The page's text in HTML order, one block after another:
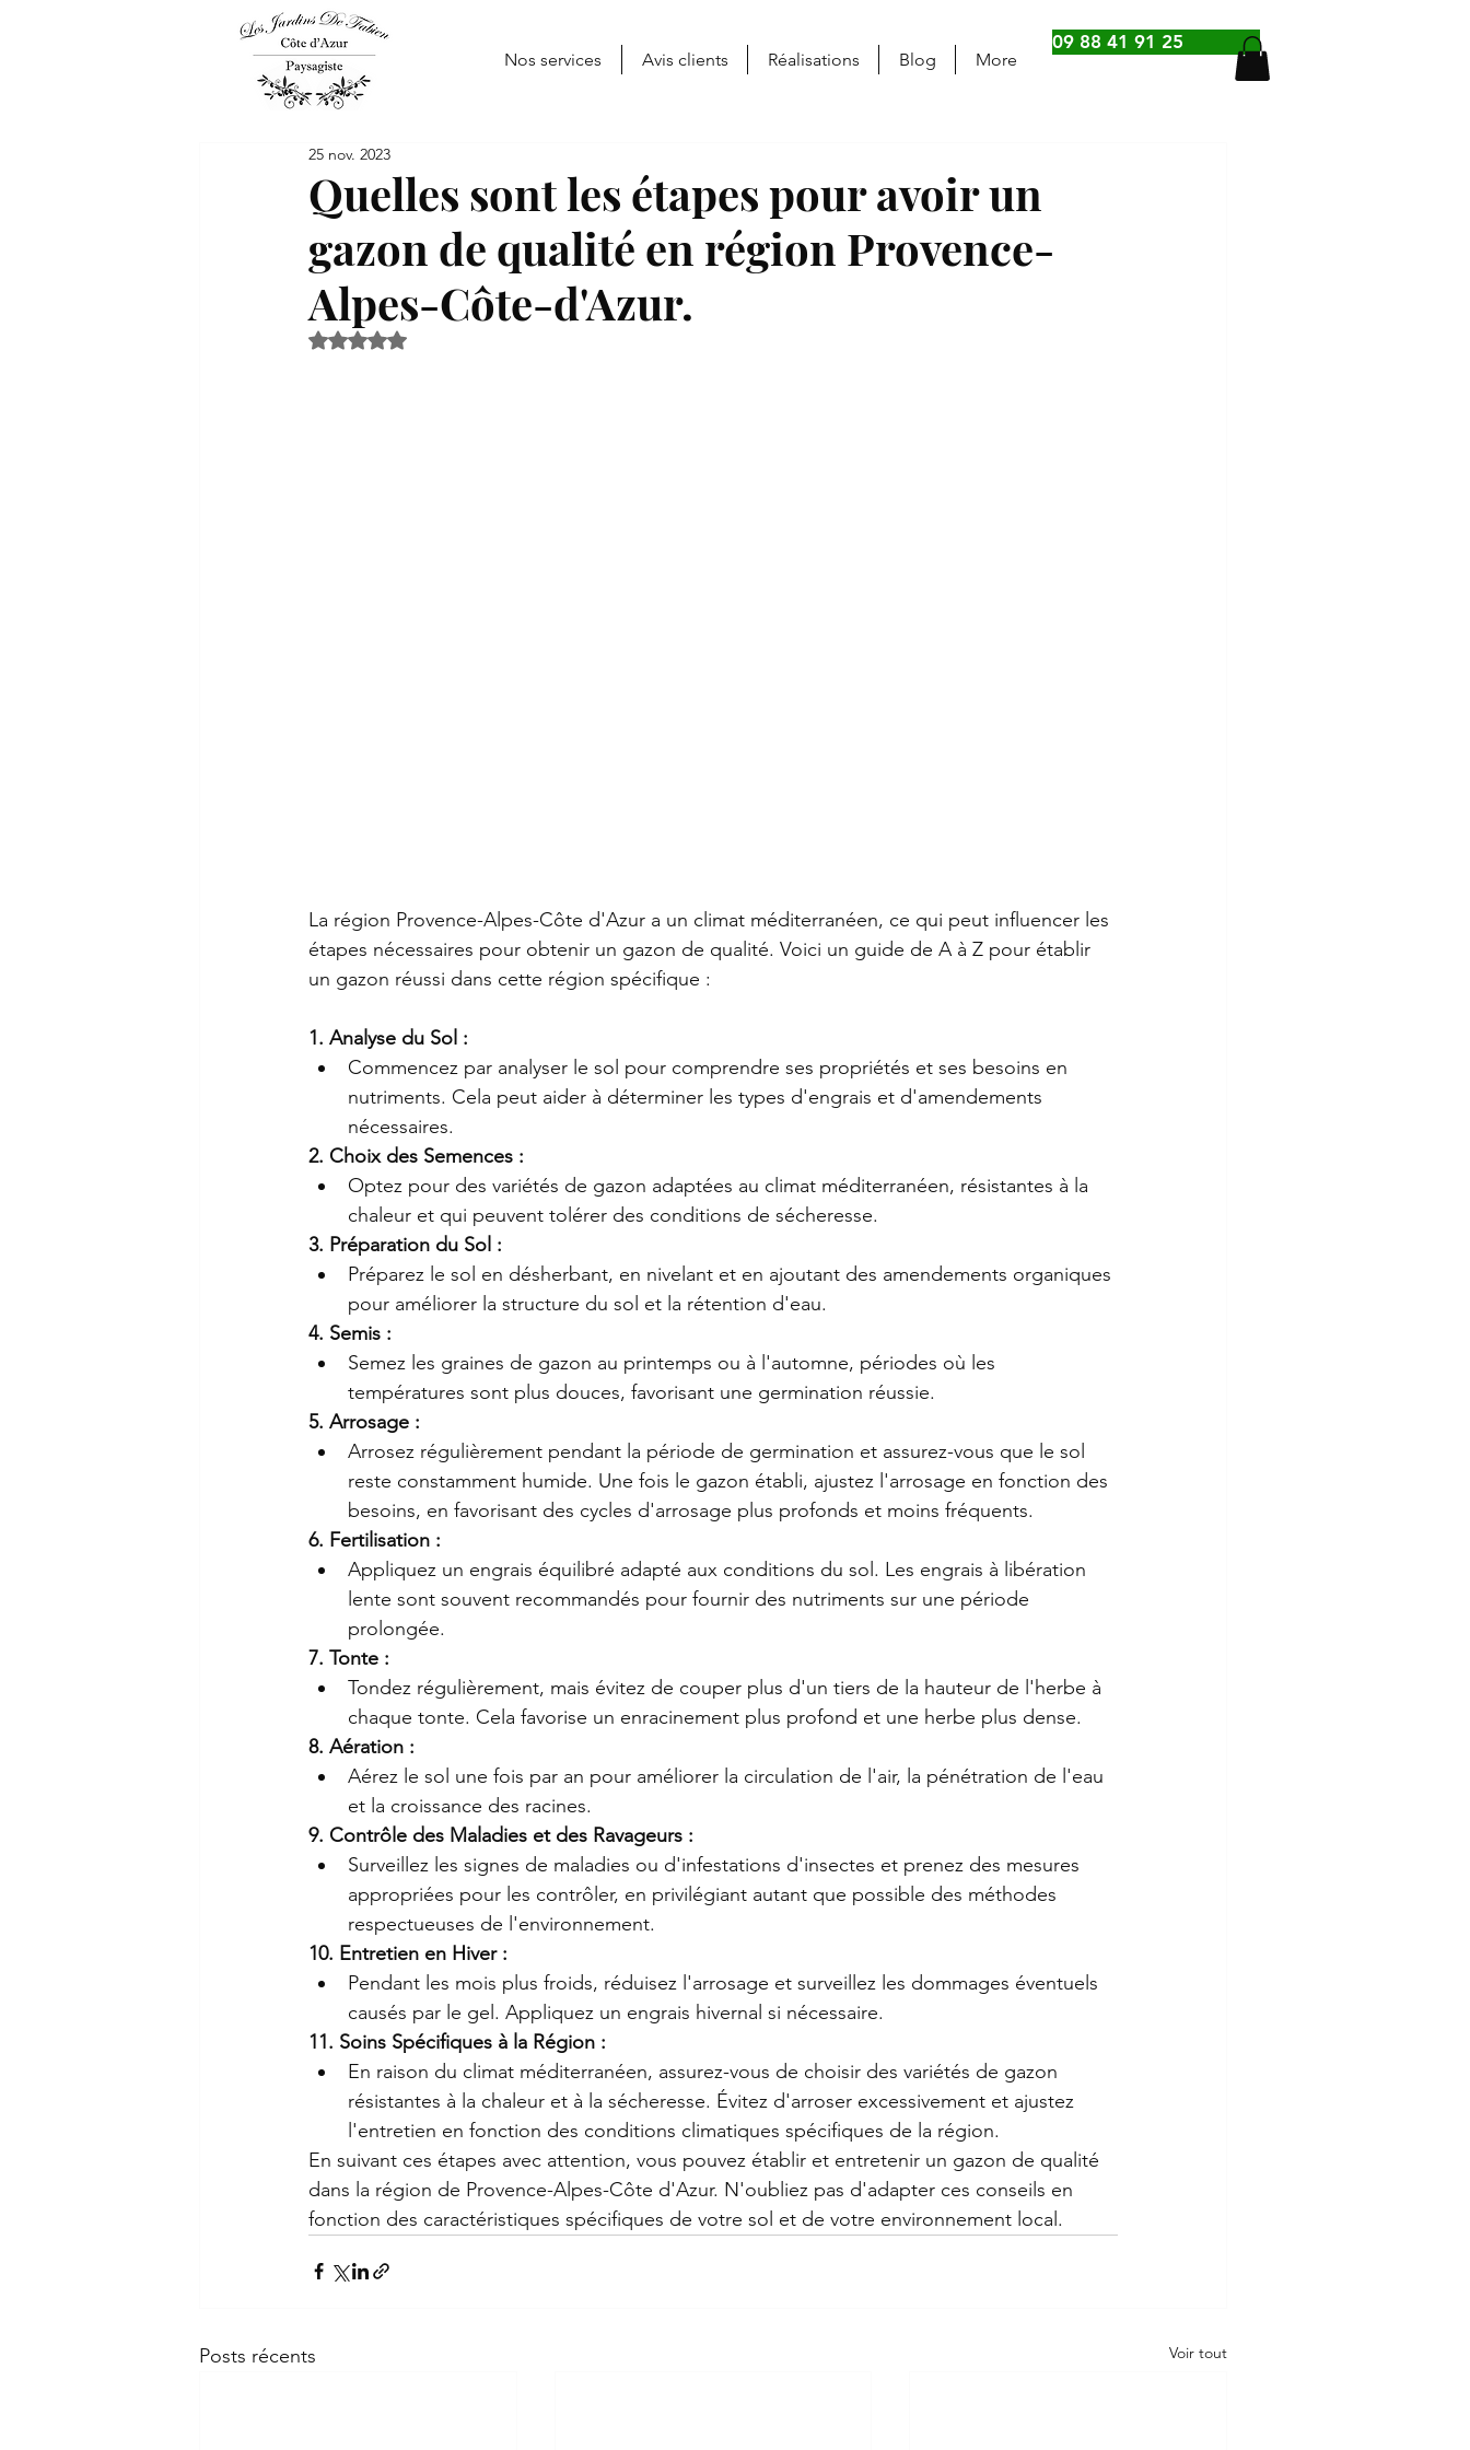
Nos services Avis clients Réalisations Blog More
09 88 41 91 25
Quelles sont les étapes pour avoir un
gazon de qualité en région Provence-
Alpes-Côte-d'Azur.
25 nov. 2023
Noté NaN étoiles sur 5.
La région Provence-Alpes-Côte d'Azur a un climat méditerranéen, ce qui peut influencer les
étapes nécessaires pour obtenir un gazon de qualité. Voici un guide de A à Z pour établir
un gazon réussi dans cette région spécifique :
1. Analyse du Sol :
Commencez par analyser le sol pour comprendre ses propriétés et ses besoins en
nutriments. Cela peut aider à déterminer les types d'engrais et d'amendements
nécessaires.
2. Choix des Semences :
Optez pour des variétés de gazon adaptées au climat méditerranéen, résistantes à la
chaleur et qui peuvent tolérer des conditions de sécheresse.
3. Préparation du Sol :
Préparez le sol en désherbant, en nivelant et en ajoutant des amendements organiques
pour améliorer la structure du sol et la rétention d'eau.
4. Semis :
Semez les graines de gazon au printemps ou à l'automne, périodes où les
températures sont plus douces, favorisant une germination réussie.
5. Arrosage :
Arrosez régulièrement pendant la période de germination et assurez-vous que le sol
reste constamment humide. Une fois le gazon établi, ajustez l'arrosage en fonction des
besoins, en favorisant des cycles d'arrosage plus profonds et moins fréquents.
6. Fertilisation :
Appliquez un engrais équilibré adapté aux conditions du sol. Les engrais à libération
lente sont souvent recommandés pour fournir des nutriments sur une période
prolongée.
7. Tonte :
Tondez régulièrement, mais évitez de couper plus d'un tiers de la hauteur de l'herbe à
chaque tonte. Cela favorise un enracinement plus profond et une herbe plus dense.
8. Aération :
Aérez le sol une fois par an pour améliorer la circulation de l'air, la pénétration de l'eau
et la croissance des racines.
9. Contrôle des Maladies et des Ravageurs :
Surveillez les signes de maladies ou d'infestations d'insectes et prenez des mesures
appropriées pour les contrôler, en privilégiant autant que possible des méthodes
respectueuses de l'environnement.
10. Entretien en Hiver :
Pendant les mois plus froids, réduisez l'arrosage et surveillez les dommages éventuels
causés par le gel. Appliquez un engrais hivernal si nécessaire.
11. Soins Spécifiques à la Région :
En raison du climat méditerranéen, assurez-vous de choisir des variétés de gazon
résistantes à la chaleur et à la sécheresse. Évitez d'arroser excessivement et ajustez
l'entretien en fonction des conditions climatiques spécifiques de la région.
En suivant ces étapes avec attention, vous pouvez établir et entretenir un gazon de qualité
dans la région de Provence-Alpes-Côte d'Azur. N'oubliez pas d'adapter ces conseils en
fonction des caractéristiques spécifiques de votre sol et de votre environnement local.
Posts récents Voir tout